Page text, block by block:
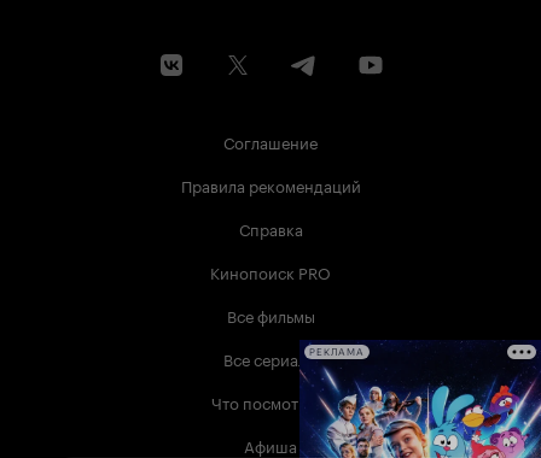
Соглашение
Правила рекомендаций
Справка
Кинопоиск PRO
Все фильмы
Все сериалы
Что посмотреть
Афиша
РЕКЛАМА